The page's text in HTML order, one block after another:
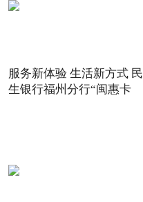
服务新体验 生活新方式 民
生银行福州分行“闽惠卡